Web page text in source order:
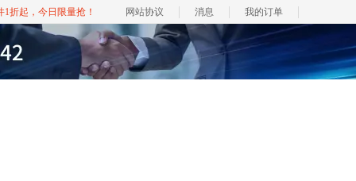
折起，今日限量抢！ 网站协议 消息 我的订单